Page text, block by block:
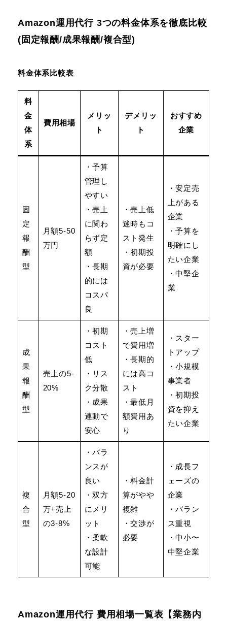
Amazon運用代行 3つの料金体系を徹底比較
(固定報酬/成果報酬/複合型)
料金体系比較表
料
金
体
系
費用相場
メリッ
ト
デメリッ
ト
おすすめ
企業
固
定
報
酬
型
月額5-50
万円
・予算
管理し
やすい
・売上
に関わ
らず定
額
・長期
的には
コスパ
良
・売上低
迷時もコ
スト発生
・初期投
資が必要
・安定売
上がある
企業
・予算を
明確にし
たい企業
・中堅企
業
成
果
報
酬
型
売上の5-
20%
・初期
コスト
低
・リス
ク分散
・成果
連動で
安心
・売上増
で費用増
・長期的
には高コ
スト
・最低月
額費用あ
り
・スター
トアップ
・小規模
事業者
・初期投
資を抑え
たい企業
複
合
型
月額5-20
万+売上
の3-8%
・バラ
ンスが
良い
・双方
にメリ
ット
・柔軟
な設計
可能
・料金計
算がやや
複雑
・交渉が
必要
・成長フ
ェーズの
企業
・バラン
ス重視
・中小〜
中堅企業
Amazon運用代行 費用相場一覧表【業務内